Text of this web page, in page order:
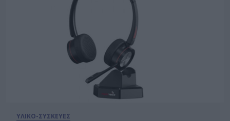
ΥΛΙΚΟ-ΣΥΣΚΕΥΕΣ